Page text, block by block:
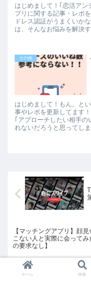
はじめまして！｢恋活ア
プリに関する記事・レポ
ドレス認証がうまくいか
は、そんなお悩みを解決
その他
はじめまして！もん。と
事やレポを更新してます
｢アプローチしたい相手の
れないだろうと思ってし
【マッチングアプリ】顔
こない人と実際に会って
の要求なし】
ホーム 検索